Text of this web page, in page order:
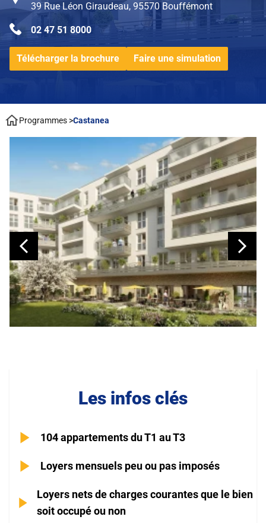
39 Rue Léon Giraudeau, 95570 Bouffémont
02 47 51 8000
Télécharger la brochure Faire une simulation
Programmes >Castanea
Les infos clés
104 appartements du T1 au T3
Loyers mensuels peu ou pas imposés
Loyers nets de charges courantes que le bien
soit occupé ou non